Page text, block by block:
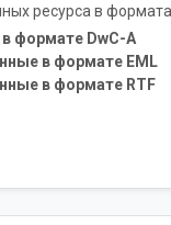
ресурса в
формате DwC-A
в формате EML
в формате RTF